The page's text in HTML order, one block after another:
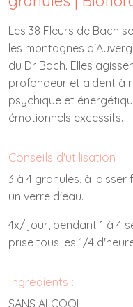
Les 38 Fleurs de Bach
les montagnes
du Dr Bach. Elles
profondeur et aident à
psychique et
émotionnels excessifs.
Conseils d'utilisation :
3 à 4 granules, à
un verre d'eau.
4x/ jour, pendant 1 à 4
prise tous les 1/4
Ingrédients :
SANS ALCOOL